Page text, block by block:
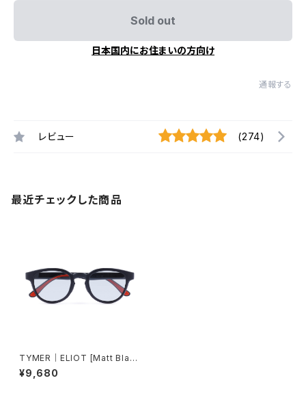
Sold out
日本国内にお住まいの方向け
通報する
レビュー (274)
最近チェックした商品
TYMER｜ELIOT [Matt Blac
k/Photochromic Grey（調光
レンズ）]
¥9,680